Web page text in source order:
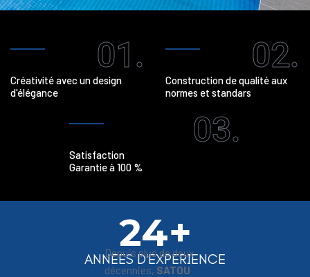
01.
Créativité avec un design
d'élégance
02.
Construction de qualité aux
normes et standars
03.
Satisfaction
Garantie à 100 %
24+
ANNEES D'EXPERIENCE
Depuis plus de deux
décennies, SATOU